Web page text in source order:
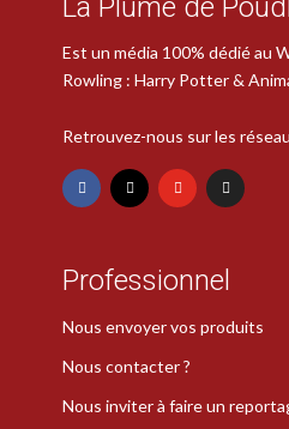
La Plume de
Est un média 100% dédié au
Rowling : Harry Potter &
Retrouvez-nous sur les
Professionnel
Nous envoyer vos produits
Nous contacter ?
Nous inviter à faire un